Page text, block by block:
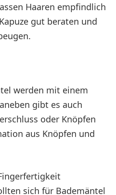
Haaren empfindlich
gut beraten und
werden mit einem
gibt es auch
oder Knöpfen
aus Knöpfen und
sich für Bademäntel